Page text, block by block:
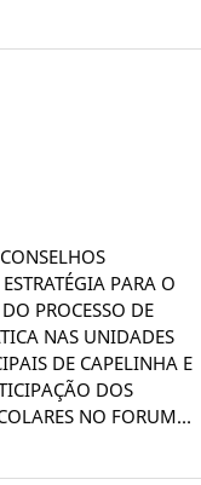
PARA O
PROCESSO DE
NAS UNIDADES
DE CAPELINHA E
DOS
NO FORUM…